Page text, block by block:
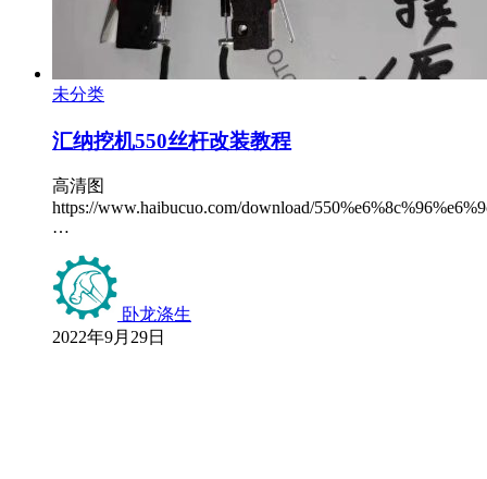
未分类
汇纳挖机550丝杆改装教程
高清图
https://www.haibucuo.com/download/
…
卧龙涤生
2022年9月29日